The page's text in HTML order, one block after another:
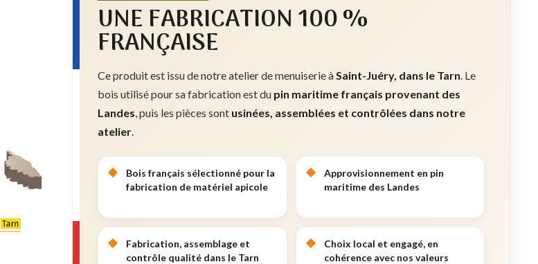
UNE FABRICATION 100 %
FRANÇAISE
Ce produit est issu de notre atelier de menuiserie à Saint-Juéry, dans le Tarn . Le
bois utilisé pour sa fabrication est du pin maritime français provenant des
Landes , puis les pièces sont usinées, assemblées et contrôlées dans notre
atelier
Bois français sélectionné pour la
fabrication de matériel apicole
Approvisionnement en pin
maritime des Landes
Fabrication, assemblage et
contrôle qualité dans le Tarn
Choix local et engagé, en
cohérence avec nos valeurs